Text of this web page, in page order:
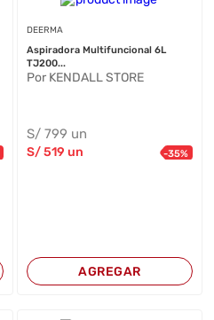
DEERMA
Aspiradora Multifuncional 6L
TJ200...
Por KENDALL STORE
S/ 799 un
S/519 un -35%
AGREGAR